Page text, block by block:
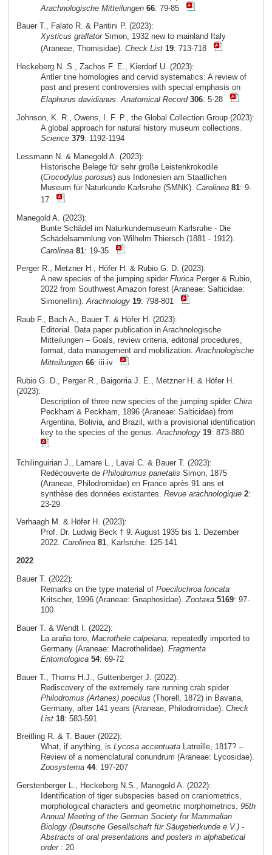
Arachnologische Mitteilungen 66: 79-85
Bauer T., Falato R. & Pantini P. (2023):
Xysticus grallatorSimon, 1932 new to mainland Italy
(Araneae, Thomisidae). Check List 19: 713-718
Heckeberg N. S., Zachos F. E., Kierdorf U. (2023):
Antler tine homologies and cervid systematics: A review of
past and present controversies with special emphasis on
Elaphurus davidianus.Anatomical Record 306: 5-28
Johnson, K. R., Owens, I. F. P., the Global Collection Group (2023):
A global approach for natural history museum collections.
Science 379: 1192-1194
Lessmann N. & Manegold A. (2023):
Historische Belege für sehr große Leistenkrokodile
(Crocodylus porosus) aus Indonesien am Staatlichen
Museum für Naturkunde Karlsruhe (SMNK). Carolinea 81: 9-
17
Manegold A. (2023):
Bunte Schädel im Naturkundemuseum Karlsruhe - Die
Schädelsammlung von Wilhelm Thiersch (1881 - 1912).
Carolinea 81: 19-35
Perger R., Metzner H., Höfer H. & Rubio G. D. (2023):
A new species of the jumping spider FluricaPerger & Rubio,
2022 from Southwest Amazon forest (Araneae: Salticidae:
Simonellini).Arachnology 19: 798-801
Raub F., Bach A., Bauer T. & Höfer H. (2023):
Editorial. Data paper publication in Arachnologische
Mitteilungen – Goals, review criteria, editorial procedures,
format, data management and mobilization.Arachnologische
Mitteilungen 66: iii-iv
Rubio G. D., Perger R., Baigorria J. E., Metzner H. & Höfer H.
(2023):
Description of three new species of the jumping spider Chira
Peckham & Peckham, 1896 (Araneae: Salticidae) from
Argentina, Bolivia, and Brazil, with a provisional identification
key to the species of the genus. Arachnology 19: 873-880
Tchilinguirian J., Lamare L., Laval C. & Bauer T. (2023):
Redécouverte de Philodromus parietalis Simon, 1875
(Araneae, Philodromidae) en France après 91 ans et
synthèse des données existantes. Revue arachnologique 2:
23-29
Verhaagh M. & Höfer H. (2023):
Prof. Dr. Ludwig Beck † 9. August 1935 bis 1. Dezember
2022. Carolinea 81, Karlsruhe: 125-141
2022
Bauer T. (2022):
Remarks on the type material of Poecilochroa loricata
Kritscher, 1996 (Araneae: Gnaphosidae).Zootaxa 5169: 97-
100
Bauer T. & Wendt I. (2022):
La araña toro, Macrothele calpeiana, repeatedly imported to
Germany (Araneae: Macrothelidae). Fragmenta
Entomologica 54: 69-72
Bauer T., Thorns H.J., Guttenberger J. (2022):
Rediscovery of the extremely rare running crab spider
Philodromus (Artanes) poecilus (Thorell, 1872) in Bavaria,
Germany, after 141 years (Araneae, Philodromidae). Check
List 18: 583-591
Breitling R. & T. Bauer (2022):
What, if anything, is Lycosa accentuataLatreille, 1817? –
Review of a nomenclatural conundrum (Araneae: Lycosidae).
Zoosystema 44: 197-207
Gerstenberger L., Heckeberg N.S., Manegold A. (2022):
Identification of tiger subspecies based on craniometrics,
morphological characters and geometric morphometrics. 95th
Annual Meeting of the German Society for Mammalian
Biology (Deutsche Gesellschaft für Säugetierkunde e.V.) -
Abstracts of oral presentations and posters in alphabetical
order: 20